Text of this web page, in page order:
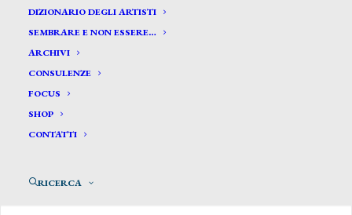
DIZIONARIO DEGLI ARTISTI
SEMBRARE E NON ESSERE…
ARCHIVI
CONSULENZE
FOCUS
SHOP
CONTATTI
RICERCA
Del Monaco Crisanto *
DEL MONACO CRISANTO
Fu allievo dell’Accademia di Belle Arti di Napoli